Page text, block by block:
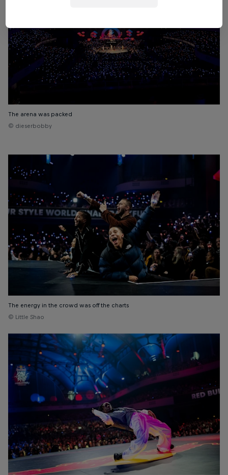
The arena was packed
© dieserbobby
The energy in the crowd was off the charts
© Little Shao